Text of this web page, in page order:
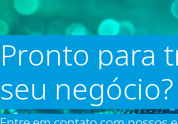
Pronto para
seu negócio?